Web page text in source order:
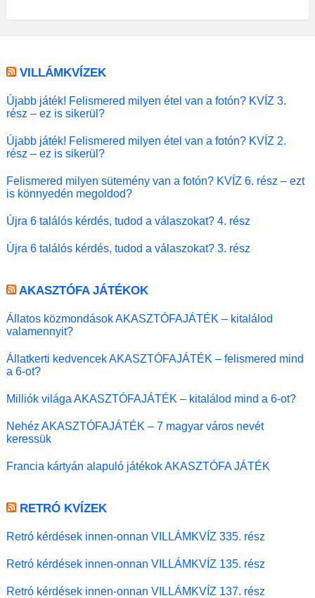
VILLÁMKVÍZEK
Újabb játék! Felismered milyen étel van a fotón? KVÍZ 3.
rész – ez is sikerül?
Újabb játék! Felismered milyen étel van a fotón? KVÍZ 2.
rész – ez is sikerül?
Felismered milyen sütemény van a fotón? KVÍZ 6. rész – ezt
is könnyedén megoldod?
Újra 6 találós kérdés, tudod a válaszokat? 4. rész
Újra 6 találós kérdés, tudod a válaszokat? 3. rész
AKASZTÓFA JÁTÉKOK
Állatos közmondások AKASZTÓFAJÁTÉK – kitalálod
valamennyit?
Állatkerti kedvencek AKASZTÓFAJÁTÉK – felismered mind
a 6-ot?
Milliók világa AKASZTÓFAJÁTÉK – kitalálod mind a 6-ot?
Nehéz AKASZTÓFAJÁTÉK – 7 magyar város nevét
keressük
Francia kártyán alapuló játékok AKASZTÓFA JÁTÉK
RETRÓ KVÍZEK
Retró kérdések innen-onnan VILLÁMKVÍZ 335. rész
Retró kérdések innen-onnan VILLÁMKVÍZ 135. rész
Retró kérdések innen-onnan VILLÁMKVÍZ 137. rész